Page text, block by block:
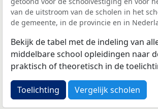
van de uitstroom van de scholen in het
de gemeente, in de provincie en in
Bekijk de tabel met de indeling van
middelbare school opleidingen naar
praktisch of theoretisch in de
Toelichting Vergelijk scholen